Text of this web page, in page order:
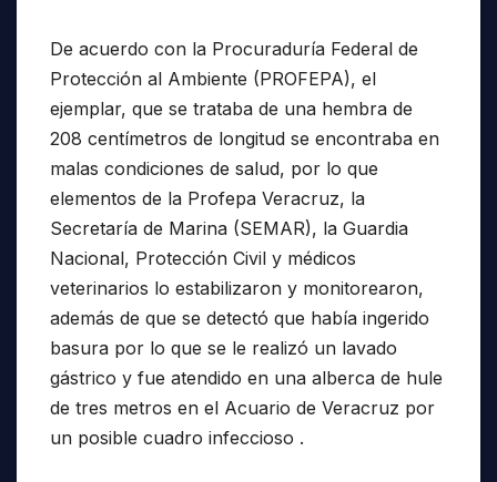
De acuerdo con la Procuraduría Federal de
Protección al Ambiente (PROFEPA), el
ejemplar, que se trataba de una hembra de
208 centímetros de longitud se encontraba en
malas condiciones de salud, por lo que
elementos de la Profepa Veracruz, la
Secretaría de Marina (SEMAR), la Guardia
Nacional, Protección Civil y médicos
veterinarios lo estabilizaron y monitorearon,
además de que se detectó que había ingerido
basura por lo que se le realizó un lavado
gástrico y fue atendido en una alberca de hule
de tres metros en el Acuario de Veracruz por
un posible cuadro infeccioso .